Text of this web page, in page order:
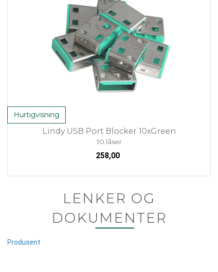
Hurtigvisning
Lindy USB Port Blocker 10xGreen
10 låser
258,00
LENKER OG
DOKUMENTER
Produsent